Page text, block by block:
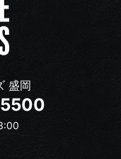
盛岡